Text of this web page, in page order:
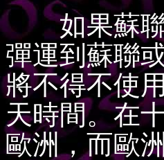
如果蘇聯襲
彈運到蘇聯
將不得不使
天時間。在
歐洲，而歐